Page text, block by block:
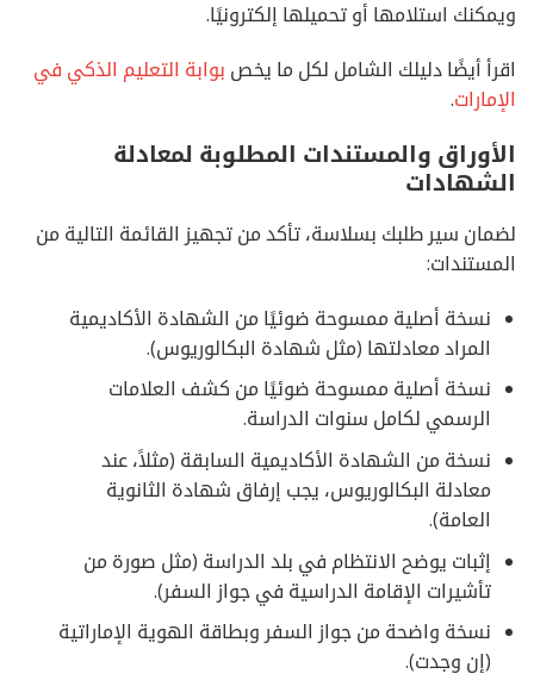
ويمكنك استلامها أو تحميلها إلكترونيًا.
اقرأ أيضًا دليلك الشامل لكل ما يخصبوابة التعليم الذكي في
الإمارات.
الأوراق والمستندات المطلوبة لمعادلة
الشهادات
لضمان سير طلبك بسلاسة، تأكد من تجهيز القائمة التالية من
المستندات:
نسخة أصلية ممسوحة ضوئيًا من الشهادة الأكاديمية
المراد معادلتها (مثل شهادة البكالوريوس).
نسخة أصلية ممسوحة ضوئيًا من كشف العلامات
الرسمي لكامل سنوات الدراسة.
نسخة من الشهادة الأكاديمية السابقة (مثلاً، عند
معادلة البكالوريوس، يجب إرفاق شهادة الثانوية
العامة).
إثبات يوضح الانتظام في بلد الدراسة (مثل صورة من
تأشيرات الإقامة الدراسية في جواز السفر).
نسخة واضحة من جواز السفر وبطاقة الهوية الإماراتية
(إن وجدت).